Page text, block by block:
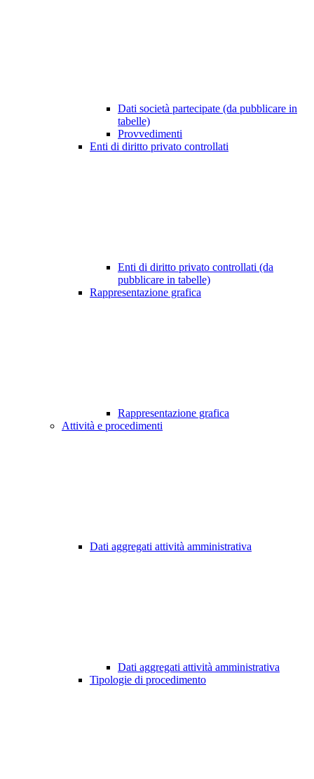
Dati società partecipate (da pubblicare in
tabelle)
Provvedimenti
Enti di diritto privato controllati
Enti di diritto privato controllati (da
pubblicare in tabelle)
Rappresentazione grafica
Rappresentazione grafica
Attività e procedimenti
Dati aggregati attività amministrativa
Dati aggregati attività amministrativa
Tipologie di procedimento